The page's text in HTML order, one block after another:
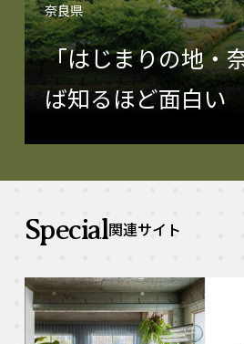
奈良県
「はじまりの地・
ば知るほど面白い
Special関連サイト